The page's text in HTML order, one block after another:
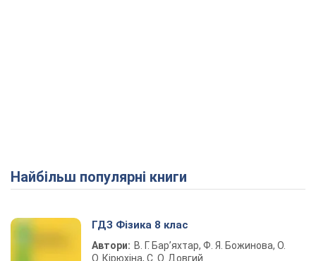
Найбільш популярні книги
ГДЗ Фізика 8 клас
Автори: В. Г. Бар’яхтар, Ф. Я. Божинова, О.
О. Кірюхіна, С. О. Довгий